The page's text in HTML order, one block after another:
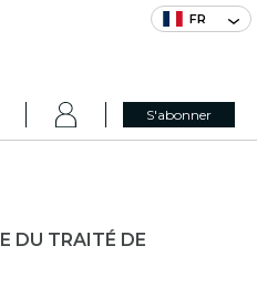
FR
S'abonner
DU TRAITÉ DE